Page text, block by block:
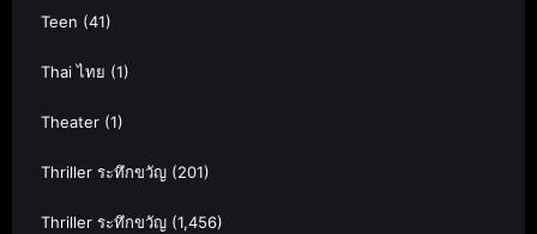
Teen (41)
Thai ไทย (1)
Theater (1)
Thriller ระทึกขวัญ (201)
Thriller ระทึกขวัญ (1,456)